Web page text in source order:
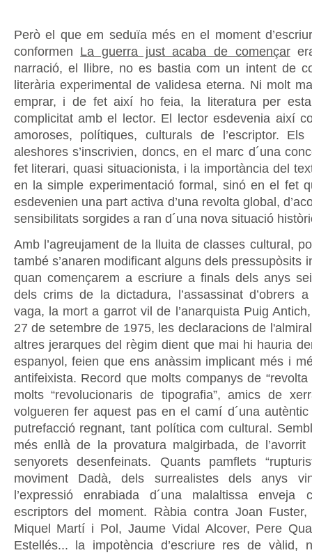
Però el que em seduïa més en el moment
conformen La guerra just acaba de començar
narració, el llibre, no es bastia com un intent de
literària experimental de validesa eterna. Ni molt
emprar, i de fet així ho feia, la literatura per
complicitat amb el lector. El lector esdevenia així
amoroses, polítiques, culturals de l’escriptor. Els
aleshores s’inscrivien, doncs, en el marc d´una
fet literari, quasi situacionista, i la importància del
en la simple experimentació formal, sinó en el fet
esdevenien una part activa d’una revolta global,
sensibilitats sorgides a ran d´una nova situació
Amb l’agreujament de la lluita de classes cultural,
també s’anaren modificant alguns dels pressupòsits
quan començarem a escriure a finals dels anys
dels crims de la dictadura, l’assassinat d’obrers
vaga, la mort a garrot vil de l’anarquista Puig
27 de setembre de 1975, les declaracions de
altres jerarques del règim dient que mai hi hauria
espanyol, feien que ens anàssim implicant més i
antifeixista. Record que molts companys de “revolta
molts “revolucionaris de tipografia”, amics de
volgueren fer aquest pas en el camí d´una
putrefacció regnant, tant política com cultural.
més enllà de la provatura malgirbada, de l’avorrit
senyorets desenfeinats. Quants pamflets
moviment Dadà, dels surrealistes dels anys
l’expressió enrabiada d´una malaltissa enveja
escriptors del moment. Ràbia contra Joan
Miquel Martí i Pol, Jaume Vidal Alcover, Pere
Estellés... la impotència d’escriure res de vàlid,